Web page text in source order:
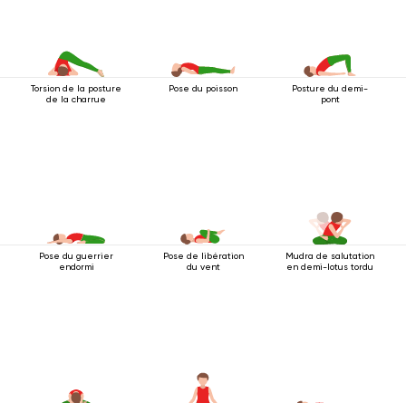
Torsion de la posture
de la charrue
Pose du poisson
Posture du demi-
pont
Pose du guerrier
endormi
Pose de libération
du vent
Mudra de salutation
en demi-lotus tordu